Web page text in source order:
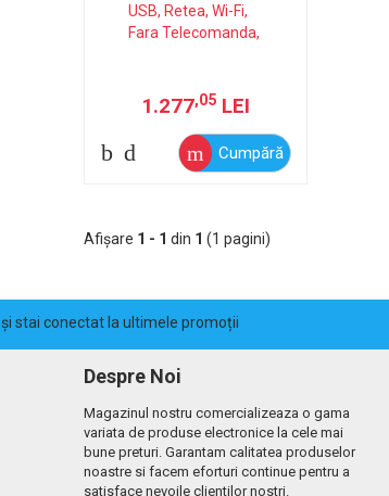
1.277,05 LEI
Cumpără
Afişare 1 - 1 din 1 (1 pagini)
și stai conectat la ultimele promoții
Despre Noi
Magazinul nostru comercializeaza o gama
variata de produse electronice la cele mai
bune preturi. Garantam calitatea produselor
noastre si facem eforturi continue pentru a
satisface nevoile clientilor nostri.